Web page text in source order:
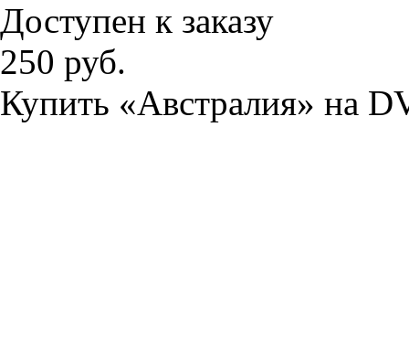
Доступен к заказу
250 руб.
Купить «Австралия» на